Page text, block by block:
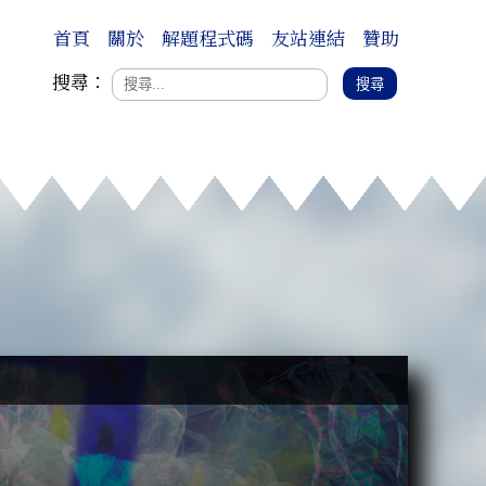
首頁 關於 解題程式碼 友站連結
贊助
搜尋：